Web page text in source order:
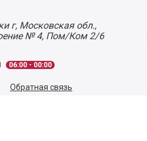
г, Московская обл.,
№ 4, Пом/Ком 2/6
06:00 - 00:00
Обратная связь